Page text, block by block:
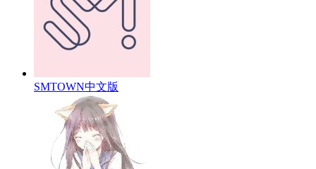
SMTOWN中文版